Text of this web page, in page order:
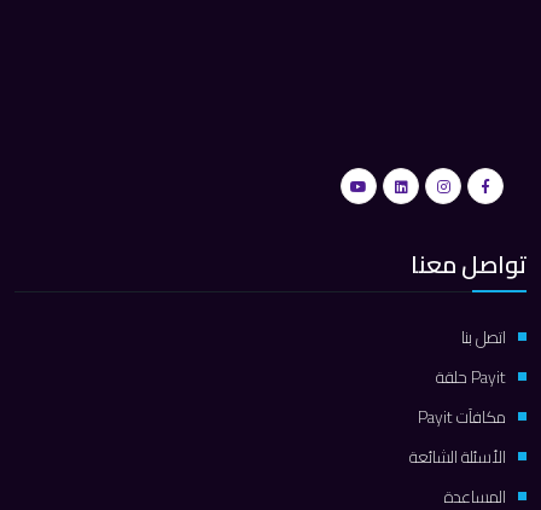
تواصل معنا
اتصل بنا
Payit حلقة
مكافآت Payit
الأسئلة الشائعة
المساعدة